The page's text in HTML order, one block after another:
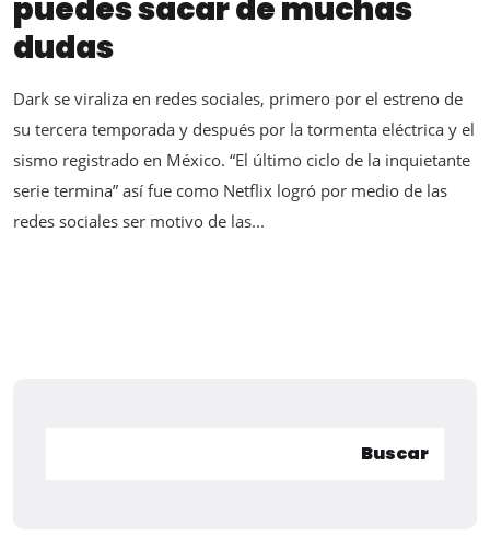
puedes sacar de muchas
dudas
Dark se viraliza en redes sociales, primero por el estreno de
su tercera temporada y después por la tormenta eléctrica y el
sismo registrado en México. “El último ciclo de la inquietante
serie termina” así fue como Netflix logró por medio de las
redes sociales ser motivo de las...
Buscar